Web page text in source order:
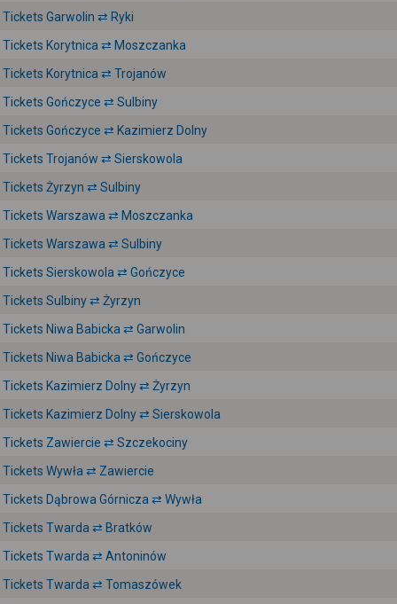
Tickets Garwolin ⇄ Ryki
Tickets Korytnica ⇄ Moszczanka
Tickets Korytnica ⇄ Trojanów
Tickets Gończyce ⇄ Sulbiny
Tickets Gończyce ⇄ Kazimierz Dolny
Tickets Trojanów ⇄ Sierskowola
Tickets Żyrzyn ⇄ Sulbiny
Tickets Warszawa ⇄ Moszczanka
Tickets Warszawa ⇄ Sulbiny
Tickets Sierskowola ⇄ Gończyce
Tickets Sulbiny ⇄ Żyrzyn
Tickets Niwa Babicka ⇄ Garwolin
Tickets Niwa Babicka ⇄ Gończyce
Tickets Kazimierz Dolny ⇄ Żyrzyn
Tickets Kazimierz Dolny ⇄ Sierskowola
Tickets Zawiercie ⇄ Szczekociny
Tickets Wywła ⇄ Zawiercie
Tickets Dąbrowa Górnicza ⇄ Wywła
Tickets Twarda ⇄ Bratków
Tickets Twarda ⇄ Antoninów
Tickets Twarda ⇄ Tomaszówek